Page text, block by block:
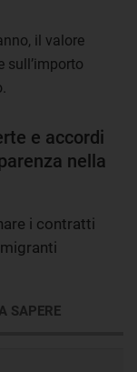
il valore
sull’importo
e accordi
nella
i contratti
SAPERE